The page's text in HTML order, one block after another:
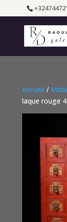
Accueil /
laque rouge